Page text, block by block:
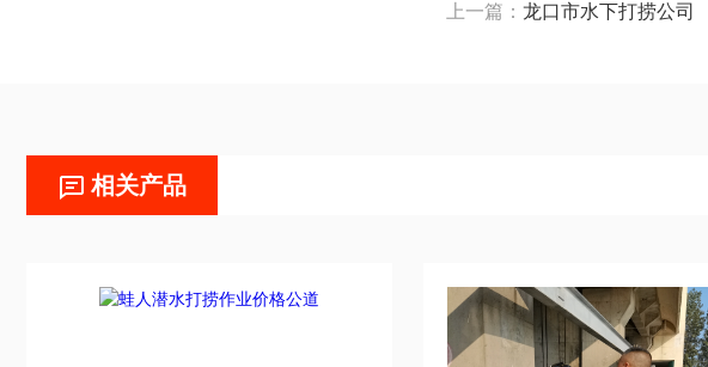
上一篇： 龙口市水下打捞公司
相关产品